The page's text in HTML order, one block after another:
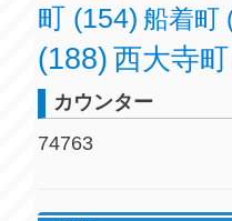
町(154) 船着町
(188) 西大寺町
カウンター
74763